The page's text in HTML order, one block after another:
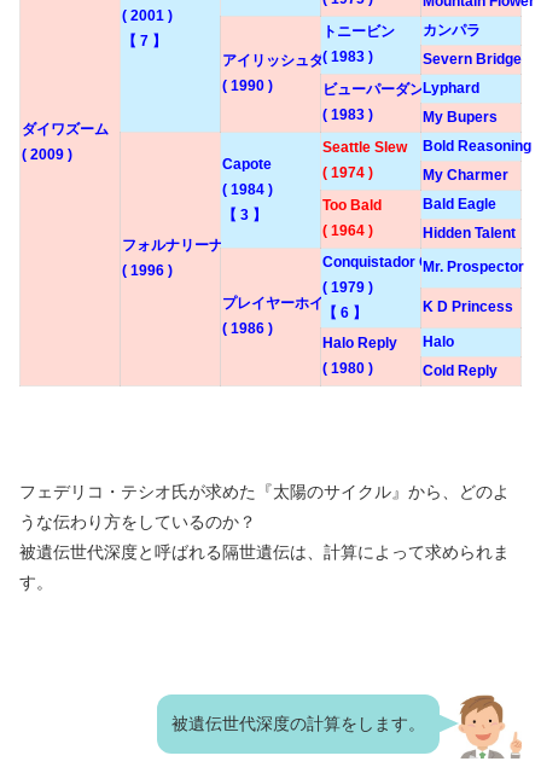
ダイワズーム
( 2009 )
( 2001 )
【 7 】
アイリッシュダンス
( 1990 )
トニービン
( 1983 )
カンパラ
Severn Bridge
ビューパーダンス
( 1983 )
Lyphard
My Bupers
フォルナリーナ
( 1996 )
Capote
( 1984 )
【 3 】
Seattle Slew
( 1974 )
Bold Reasoning
My Charmer
Too Bald
( 1964 )
Bald Eagle
Hidden Talent
プレイヤーホイール
( 1986 )
Conquistador Cielo
( 1979 )
【 6 】
Mr. Prospector
K D Princess
Halo Reply
( 1980 )
Halo
Cold Reply
フェデリコ・テシオ氏が求めた『太陽のサイクル』から、どのよ
うな伝わり方をしているのか？
被遺伝世代深度と呼ばれる隔世遺伝は、計算によって求められま
す。
被遺伝世代深度の計算をします。